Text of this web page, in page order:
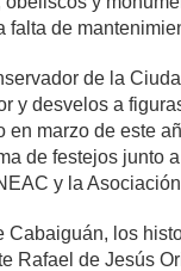
falta de
de la
y desvelos a
marzo de este
de festejos junto
y la
Cabaiguán, los
Rafael de Jesús